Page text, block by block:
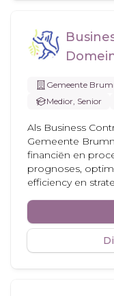
Gemeente
Medior, Senior
Als Business
Gemeente
financiën en
prognoses,
efficiency en